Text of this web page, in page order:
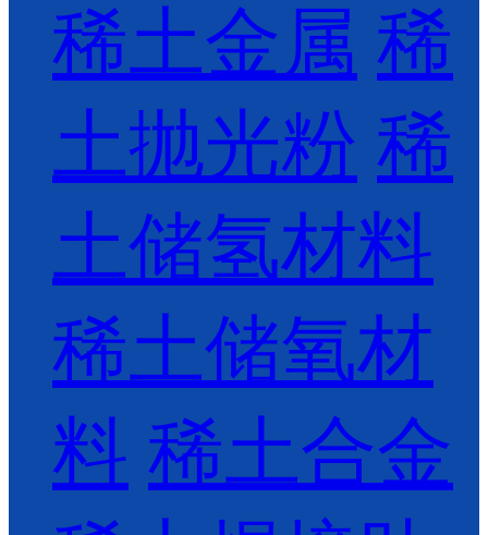
稀土金属 稀
土抛光粉 稀
土储氢材料
稀土储氧材
料 稀土合金